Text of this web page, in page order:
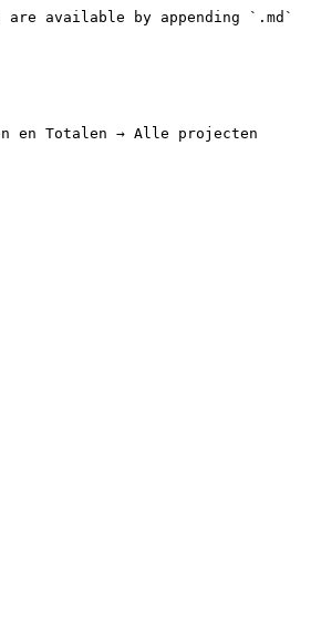
available by appending `.md`
en Totalen → Alle projecten